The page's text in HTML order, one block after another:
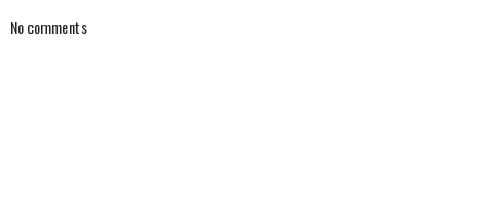
No comments